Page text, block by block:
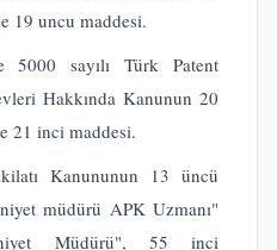
19 uncu maddesi.
sayılı Türk Patent
Hakkında Kanunun 20
21 inci maddesi.
Kanununun 13 üncü
müdürü APK Uzmanı"
Müdürü", 55 inci